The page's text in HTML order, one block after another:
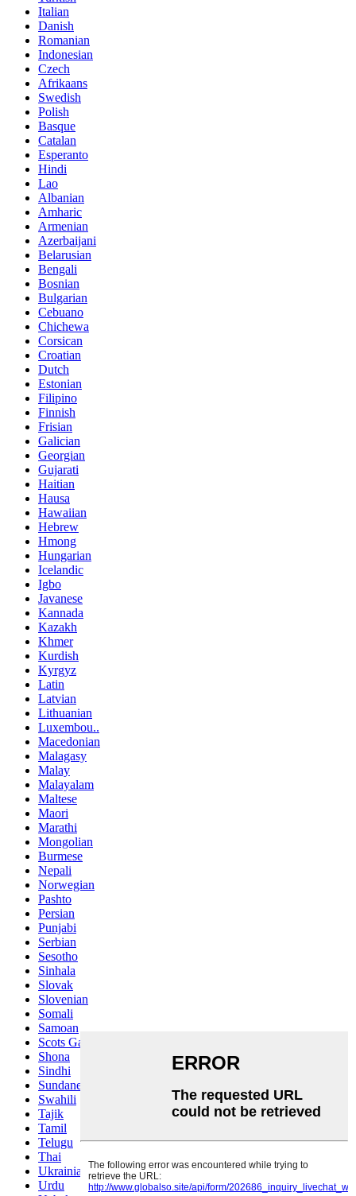
Italian
Danish
Romanian
Indonesian
Czech
Afrikaans
Swedish
Polish
Basque
Catalan
Esperanto
Hindi
Lao
Albanian
Amharic
Armenian
Azerbaijani
Belarusian
Bengali
Bosnian
Bulgarian
Cebuano
Chichewa
Corsican
Croatian
Dutch
Estonian
Filipino
Finnish
Frisian
Galician
Georgian
Gujarati
Haitian
Hausa
Hawaiian
Hebrew
Hmong
Hungarian
Icelandic
Igbo
Javanese
Kannada
Kazakh
Khmer
Kurdish
Kyrgyz
Latin
Latvian
Lithuanian
Luxembou..
Macedonian
Malagasy
Malay
Malayalam
Maltese
Maori
Marathi
Mongolian
Burmese
Nepali
Norwegian
Pashto
Persian
Punjabi
Serbian
Sesotho
Sinhala
Slovak
Slovenian
Somali
Samoan
Scots Gaelic
Shona
Sindhi
Sundanese
Swahili
Tajik
Tamil
Telugu
Thai
Ukrainian
Urdu